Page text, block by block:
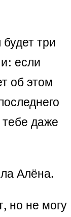
три
если
об этом
тебе даже
Алёна.
но не могу